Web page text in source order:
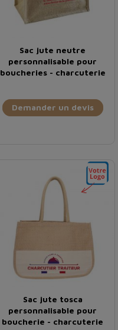
Sac jute neutre
personnalisable pour
boucheries - charcuterie
Demander un devis
Sac jute tosca
personnalisable pour
boucherie - charcuterie